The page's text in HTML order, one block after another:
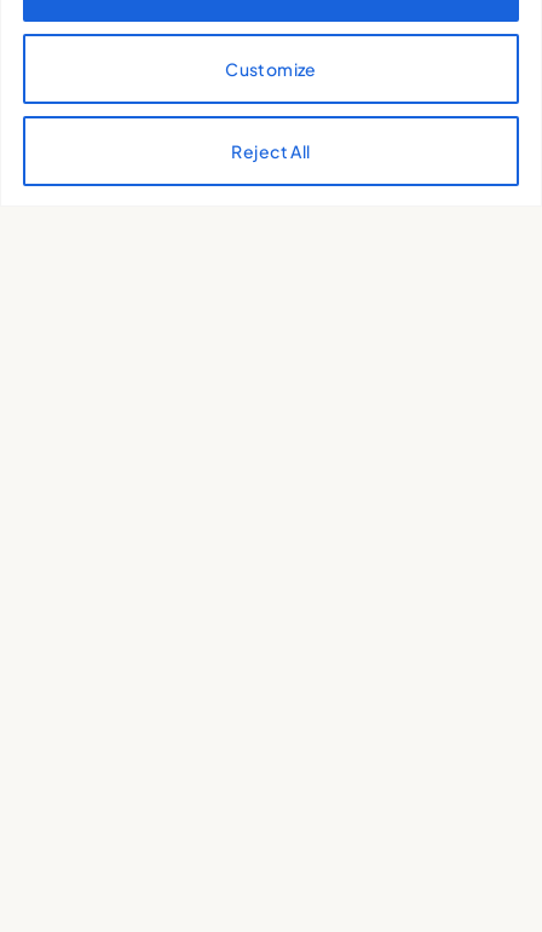
Customize
Reject All
Global Plastics Treaty is